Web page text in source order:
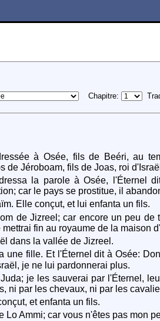
Chapitre:
à Osée, fils de Beéri, au
de Jéroboam, fils de Joas, roi
la parole à Osée, l'Éternel
car le pays se prostitue, il
Elle conçut, et lui enfanta un fils.
de Jizreel; car encore un peu de
fin au royaume de la maison
dans la vallée de Jizreel.
une fille. Et l'Éternel dit à Osée:
je ne lui pardonnerai plus.
je les sauverai par l'Éternel,
ni par les chevaux, ni par les
et enfanta un fils.
Lo Ammi; car vous n'êtes pas mon